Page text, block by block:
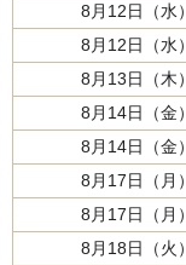
8月12日（水）
8月12日（水）
8月13日（木）
8月14日（金）
8月14日（金）
8月17日（月）
8月17日（月）
8月18日（火）